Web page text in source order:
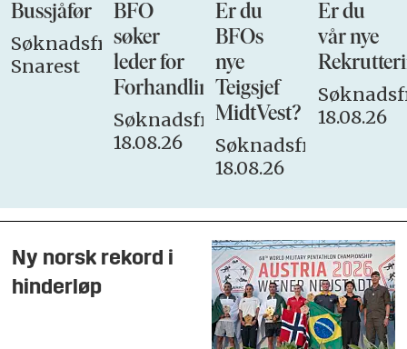
Bussjåfør
Søknadsfrist:
Snarest
BFO
søker
leder for
Forhandlingsutvalget
Søknadsfrist:
18.08.26
Er du
BFOs
nye
Teigsjef
MidtVest?
Søknadsfrist:
18.08.26
Er du
vår nye
18.08.26
Ny norsk rekord i
hinderløp